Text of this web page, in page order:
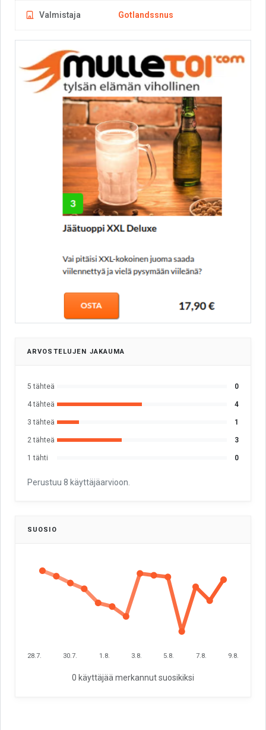
Valmistaja Gotlandssnus
ARVOSTELUJEN JAKAUMA
5 tähteä 0
4 tähteä 4
3 tähteä 1
2 tähteä 3
1 tähti 0
Perustuu 8 käyttäjäarvioon.
SUOSIO
28.7. 30.7. 1.8. 3.8. 5.8. 7.8. 9.8.
0 käyttäjää merkannut suosikiksi